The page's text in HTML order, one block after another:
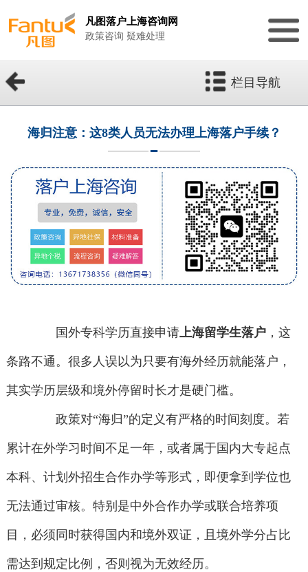
凡图落户上海咨询网
政策咨询 疑难处理
栏目导航
海归注意：这8类人员无法办理上海落户手续？
国外专科学历直接申请上海留学生落户 ，这
条路不通。很多人误以为只要有海外经历就能落户，
其实学历层级和境外停留时长才是硬门槛。
政策对“海归”的定义有严格的时间刻度。若
累计在外学习时间不足一年，或者属于国内大专起点
本科、计划外招生合作办学等形式，即便拿到学位也
无法通过审核。特别是中外合作办学或联合培养项
目，必须同时获得国内和境外双证，且境外学分占比
需达到规定比例，否则视为无效经历。